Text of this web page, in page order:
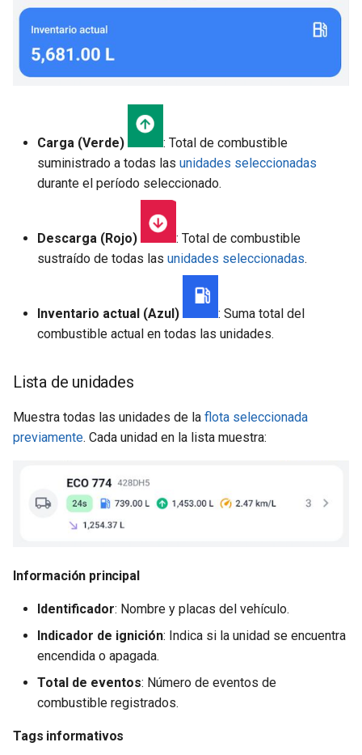
Carga (Verde)
: Total de combustible
suministrado a todas las unidades seleccionadas
durante el período seleccionado.
Descarga (Rojo)
: Total de combustible
sustraído de todas las unidades seleccionadas.
Inventario actual (Azul)
: Suma total del
combustible actual en todas las unidades.
Lista de unidades
Muestra todas las unidades de la flota seleccionada
previamente. Cada unidad en la lista muestra:
Información principal
Identificador: Nombre y placas del vehículo.
Indicador de ignición: Indica si la unidad se encuentra
encendida o apagada.
Total de eventos: Número de eventos de
combustible registrados.
Tags informativos